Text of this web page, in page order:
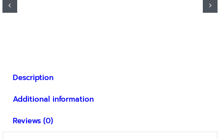
Description
Additional information
Reviews (0)